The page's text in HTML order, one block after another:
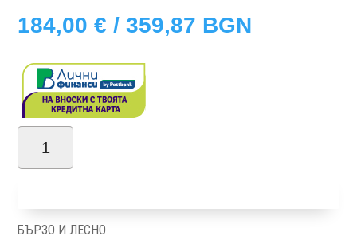
184,00€ / 359,87 BGN
количество
за
БЪРЗО И ЛЕСНО